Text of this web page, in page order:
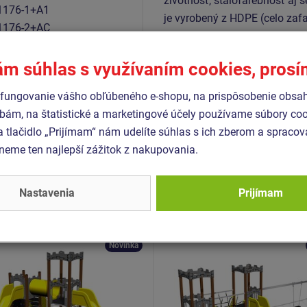
1+A1
2+AC
11
je vyrobený z HDPE (celo
farebnou stálosťou a
Podobnýtovar
2029K-10
Novinka
Produkt - UNH-2025K-10
súhlas s využívaním cookies,
vášho obľúbeného e-shopu, na prispôsobenie
na štatistické a marketingové účely používame súbory
tlačidlo „Prijímam“ nám udelíte súhlas s ich zberom a
ten najlepší zážitok z nakupovania.
Nastavenia Prijímam